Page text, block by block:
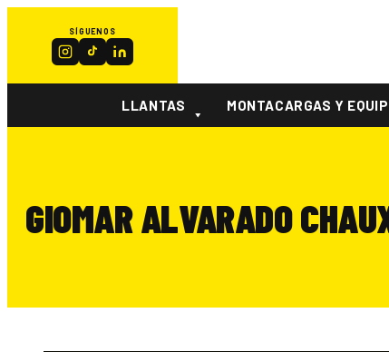
SÍGUENOS
LLANTAS MONTACARGAS Y
GIOMAR ALVARADO